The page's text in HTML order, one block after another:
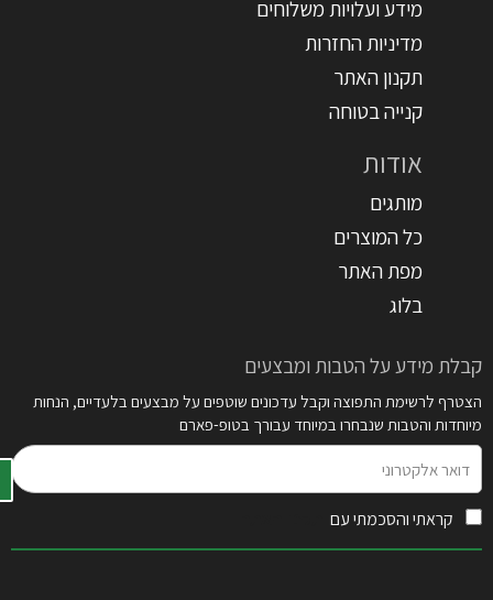
מידע ועלויות משלוחים
מדיניות החזרות
תקנון האתר
קנייה בטוחה
אודות
מותגים
כל המוצרים
מפת האתר
בלוג
קבלת מידע על הטבות ומבצעים
הצטרף לרשימת התפוצה וקבל עדכונים שוטפים על מבצעים בלעדיים, הנחות
מיוחדות והטבות שנבחרו במיוחד עבורך בטופ-פארם
אלקטרוני
קראתי והסכמתי עם